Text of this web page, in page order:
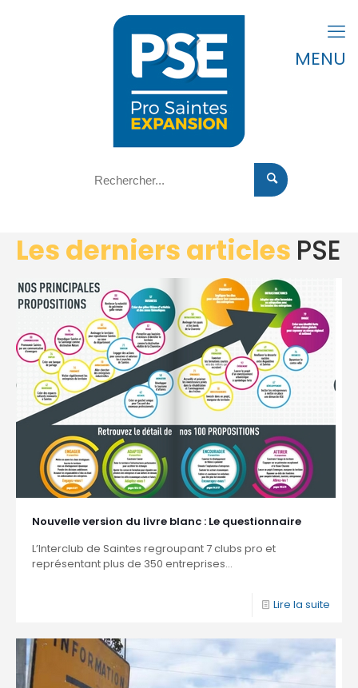
MENU
Les derniers articles PSE
Nouvelle version du livre blanc : Le questionnaire
L’Interclub de Saintes regroupant 7 clubs pro et
représentant plus de 350 entreprises...
Lire la suite